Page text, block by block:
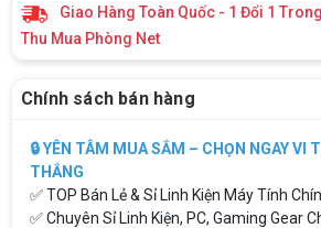
Giao Hàng Toàn Quốc - 1 Đổi 1
Thu Mua Phòng Net
Chính sách bán hàng
🔒 YÊN TÂM MUA SẮM – CHỌN NGAY VI
THẮNG
✅ TOP Bán Lẻ & Sỉ Linh Kiện Máy Tính
✅ Chuyên Sỉ Linh Kiện, PC, Gaming Gear